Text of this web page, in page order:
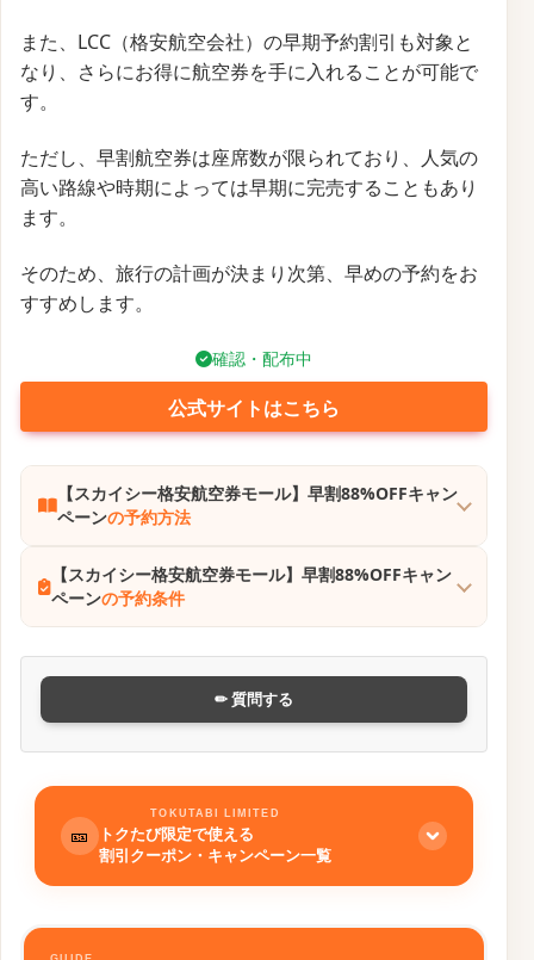
また、LCC（格安航空会社）の早期予約割引も対象と
なり、さらにお得に航空券を手に入れることが可能で
す。
ただし、早割航空券は座席数が限られており、人気の
高い路線や時期によっては早期に完売することもあり
ます。
そのため、旅行の計画が決まり次第、早めの予約をお
すすめします。
確認・配布中
公式サイトはこちら
【スカイシー格安航空券モール】早割88%OFFキャン
ペーンの予約方法
【スカイシー格安航空券モール】早割88%OFFキャン
ペーンの予約条件
✏ 質問する
🎫
TOKUTABI LIMITED
トクたび限定で使える
割引クーポン・キャンペーン一覧